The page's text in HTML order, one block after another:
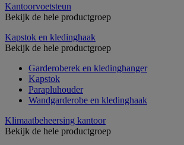
Kantoorvoetsteun
Bekijk de hele productgroep
Kapstok en kledinghaak
Bekijk de hele productgroep
Garderoberek en kledinghanger
Kapstok
Parapluhouder
Wandgarderobe en kledinghaak
Klimaatbeheersing kantoor
Bekijk de hele productgroep